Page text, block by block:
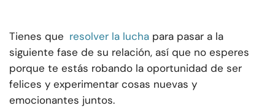
Tienes que resolver la lucha para pasar a la
siguiente fase de su relación, así que no esperes
porque te estás robando la oportunidad de ser
felices y experimentar cosas nuevas y
emocionantes juntos.